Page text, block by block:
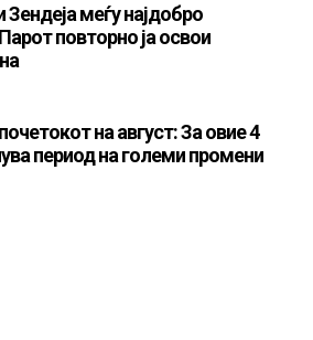
меѓу најдобро
повторно ја освои
на август: За овие 4
период на големи промени